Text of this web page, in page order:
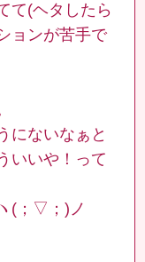
て(ヘタしたら
ョンが苦手で
にないなぁと
いいや！って
(；▽；)ノ